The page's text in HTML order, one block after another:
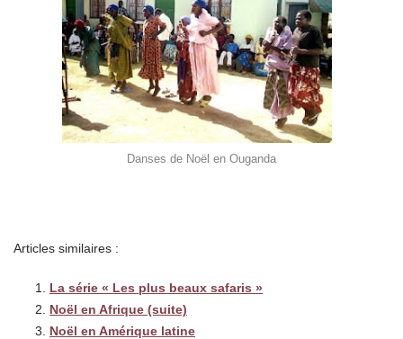
Danses de Noël en Ouganda
Articles similaires :
La série « Les plus beaux safaris »
Noël en Afrique (suite)
Noël en Amérique latine